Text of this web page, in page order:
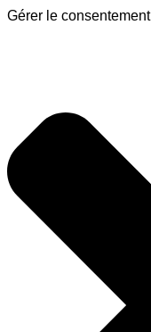
Gérer le consentement